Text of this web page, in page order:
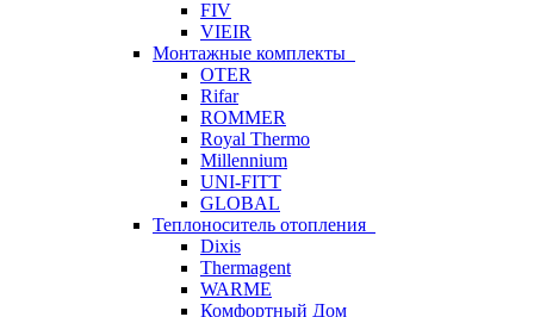
FIV
VIEIR
Монтажные комплекты
OTER
Rifar
ROMMER
Royal Thermo
Millennium
UNI-FITT
GLOBAL
Теплоноситель отопления
Dixis
Thermagent
WARME
Комфортный Дом